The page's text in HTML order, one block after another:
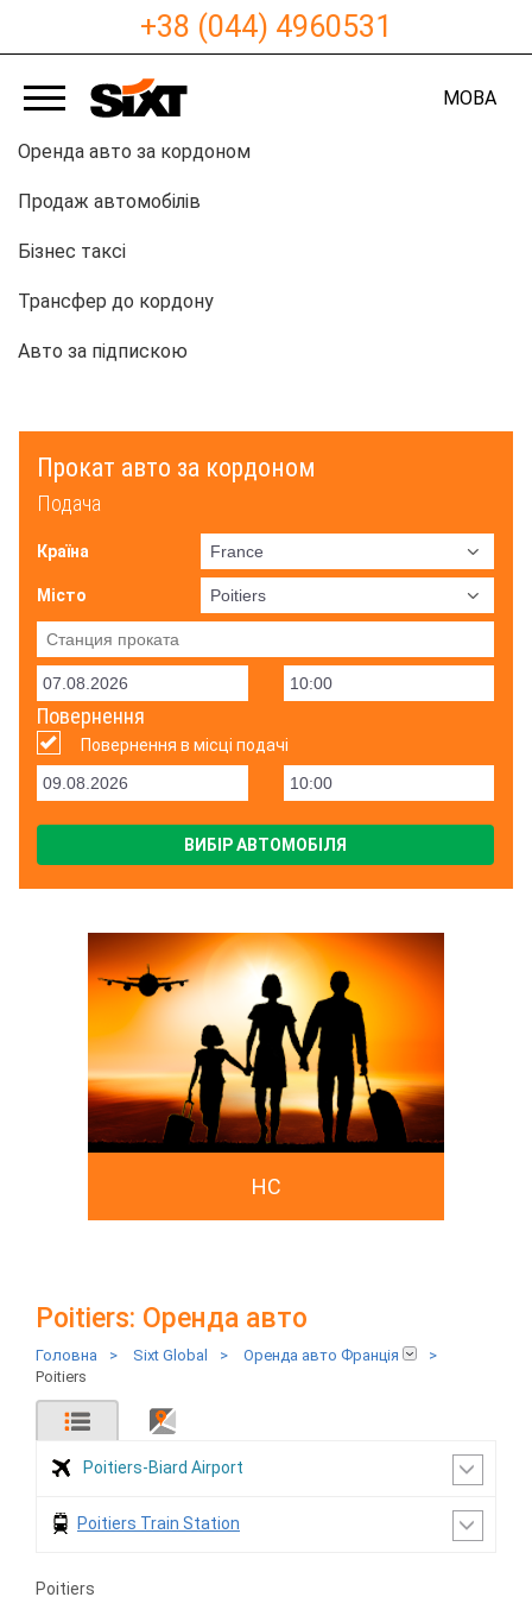
+38 (044) 4960531
МОВА
Оренда авто за кордоном
Продаж автомобілів
Бізнес таксі
Трансфер до кордону
Авто за підпискою
Прокат авто за кордоном
Подача
Країна
Місто
Повернення
Повернення в місці подачі
ВИБІР АВТОМОБІЛЯ
HC
Poitiers: Оренда авто
Головна > Sixt Global > Оренда авто Франція
>
Poitiers
Poitiers-Biard Airport
Poitiers Train Station
Poitiers